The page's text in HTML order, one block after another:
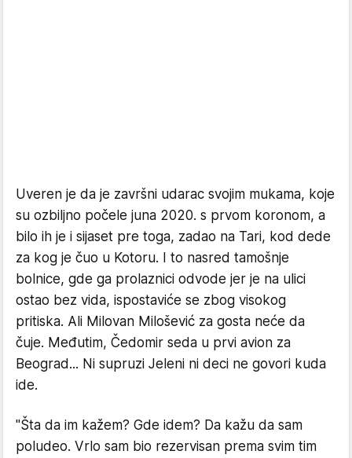
Uveren je da je završni udarac svojim mukama, koje
su ozbiljno počele juna 2020. s prvom koronom, a
bilo ih je i sijaset pre toga, zadao na Tari, kod dede
za kog je čuo u Kotoru. I to nasred tamošnje
bolnice, gde ga prolaznici odvode jer je na ulici
ostao bez vida, ispostaviće se zbog visokog
pritiska. Ali Milovan Milošević za gosta neće da
čuje. Međutim, Čedomir seda u prvi avion za
Beograd... Ni supruzi Jeleni ni deci ne govori kuda
ide.
"Šta da im kažem? Gde idem? Da kažu da sam
poludeo. Vrlo sam bio rezervisan prema svim tim